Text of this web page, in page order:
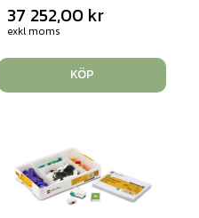
37 252,00 kr
exkl moms
KÖP